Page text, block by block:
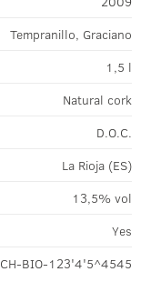
Tempranillo, Graciano
1,5 l
Natural cork
D.O.C.
La Rioja (ES)
13,5% vol
Yes
CH-BIO-123'4'5^4545